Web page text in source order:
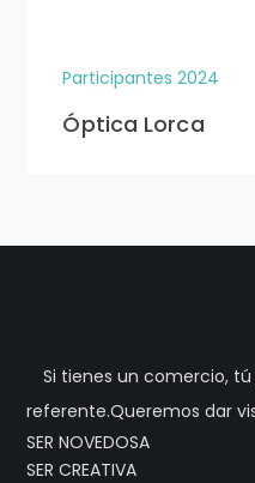
Participantes 2024
Óptica Lorca
Si tienes un comercio,
referente.Queremos dar
SER NOVEDOSA
SER CREATIVA